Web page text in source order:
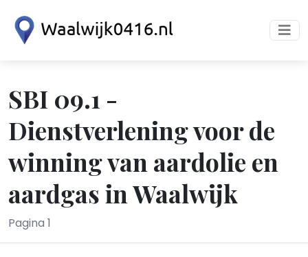
SBI 09.1 -
Dienstverlening voor de
winning van aardolie en
aardgas in Waalwijk
Pagina 1